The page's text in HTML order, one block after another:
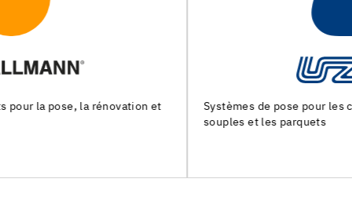
Systèmes de pose pour les chapes, les revêtements de sols